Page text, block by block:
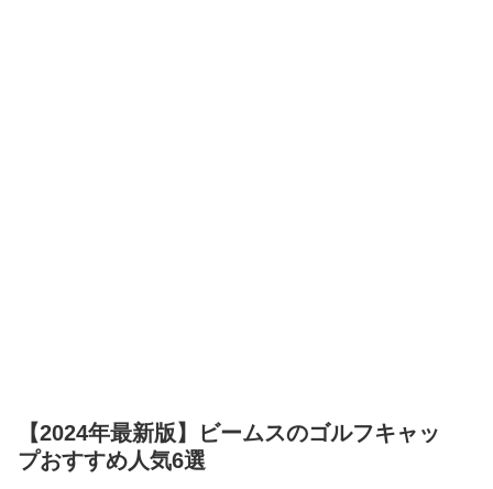
【2024年最新版】ビームスのゴルフキャッ
プおすすめ人気6選